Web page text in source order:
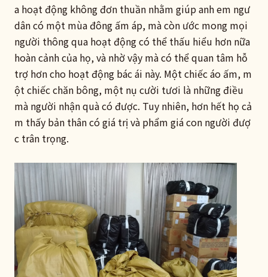
a hoạt động không đơn thuần nhằm giúp anh em ngư
dân có một mùa đông ấm áp, mà còn ước mong mọi
người thông qua hoạt động có thể thấu hiểu hơn nữa
hoàn cảnh của họ, và nhờ vậy mà có thể quan tâm hỗ
trợ hơn cho hoạt động bác ái này. Một chiếc áo ấm, m
ột chiếc chăn bông, một nụ cười tươi là những điều
mà người nhận quà có được. Tuy nhiên, hơn hết họ cả
m thấy bản thân có giá trị và phẩm giá con người đượ
c trân trọng.